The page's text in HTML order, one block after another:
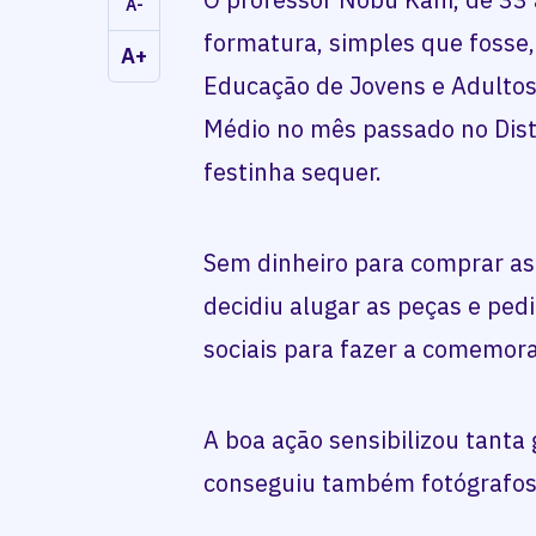
A-
A+
formatura, simples que
Educação de Jovens e
Médio no mês passado no
festinha sequer.
Sem dinheiro para comprar
decidiu alugar as peças e
sociais para fazer a
A boa ação sensibilizou
conseguiu também